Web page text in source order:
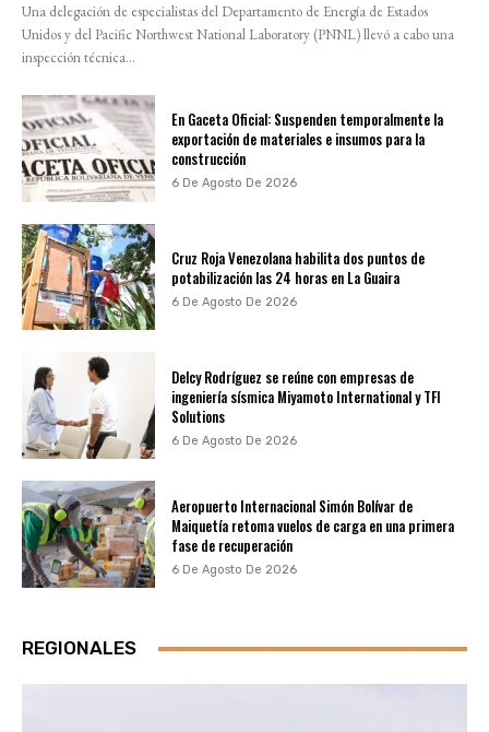
Una delegación de especialistas del Departamento de Energía de Estados
Unidos y del Pacific Northwest National Laboratory (PNNL) llevó a cabo una
inspección técnica...
En Gaceta Oficial: Suspenden temporalmente la
exportación de materiales e insumos para la
construcción
6 De Agosto De 2026
Cruz Roja Venezolana habilita dos puntos de
potabilización las 24 horas en La Guaira
6 De Agosto De 2026
Delcy Rodríguez se reúne con empresas de
ingeniería sísmica Miyamoto International y TFI
Solutions
6 De Agosto De 2026
Aeropuerto Internacional Simón Bolívar de
Maiquetía retoma vuelos de carga en una primera
fase de recuperación
6 De Agosto De 2026
REGIONALES